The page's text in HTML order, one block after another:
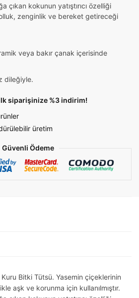
çıkan kokunun yatıştırıcı özelliği
zenginlik ve bereket getireceği
veya bakır çanak içerisinde
dileğiyle.
siparişinize %3 indirim!
üretim
Güvenli Ödeme
Bitki Tütsü. Yasemin çiçeklerinin
aşk ve korunma için kullanılmıştır.